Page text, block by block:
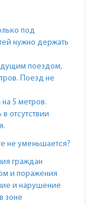
под
нужно держать
поездом,
Поезд не
5 метров.
отсутствии
не уменьшается?
граждан
и поражения
и нарушение
зоне